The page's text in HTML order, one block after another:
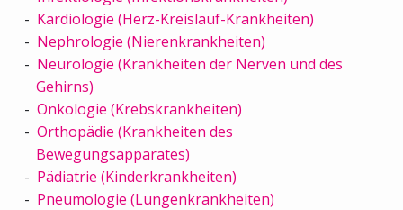
Kardiologie (Herz-Kreislauf-Krankheiten)
Nephrologie (Nierenkrankheiten)
Neurologie (Krankheiten der Nerven und des
Gehirns)
Onkologie (Krebskrankheiten)
Orthopädie (Krankheiten des
Bewegungsapparates)
Pädiatrie (Kinderkrankheiten)
Pneumologie (Lungenkrankheiten)